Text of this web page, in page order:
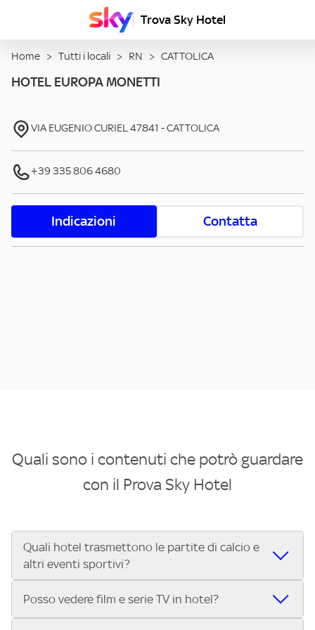
Trova Sky Hotel
Home > Tutti i locali > RN > CATTOLICA
HOTEL EUROPA MONETTI
VIA EUGENIO CURIEL47841 -CATTOLICA
+39 335 806 4680
Indicazioni Contatta
Quali sono i contenuti che potrò guardare
con il Prova Sky Hotel
Quali hotel trasmettono le partite di calcio e
altri eventi sportivi?
Se cerchi un hotel dove poter vedere le partite di Serie A,
Posso vedere film e serie TV in hotel?